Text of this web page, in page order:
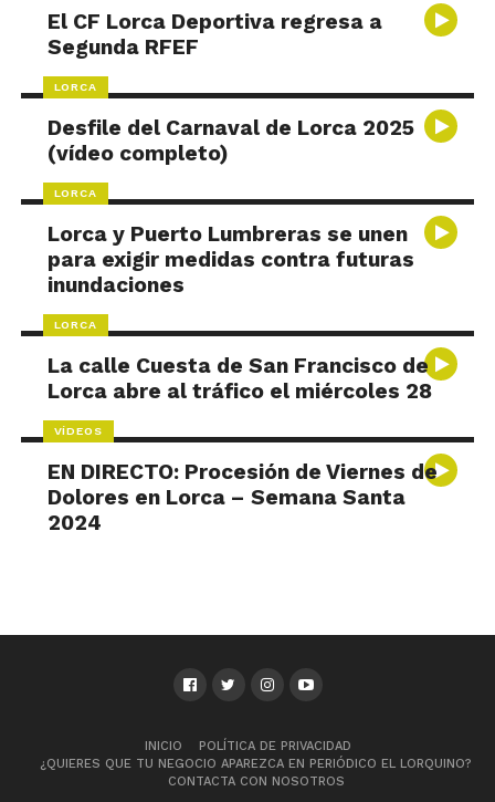
El CF Lorca Deportiva regresa a
Segunda RFEF
LORCA
Desfile del Carnaval de Lorca 2025
(vídeo completo)
LORCA
Lorca y Puerto Lumbreras se unen
para exigir medidas contra futuras
inundaciones
LORCA
La calle Cuesta de San Francisco de
Lorca abre al tráfico el miércoles 28
VÍDEOS
EN DIRECTO: Procesión de Viernes de
Dolores en Lorca – Semana Santa
2024
INICIO
POLÍTICA DE PRIVACIDAD
¿QUIERES QUE TU NEGOCIO APAREZCA EN PERIÓDICO EL LORQUINO?
CONTACTA CON NOSOTROS